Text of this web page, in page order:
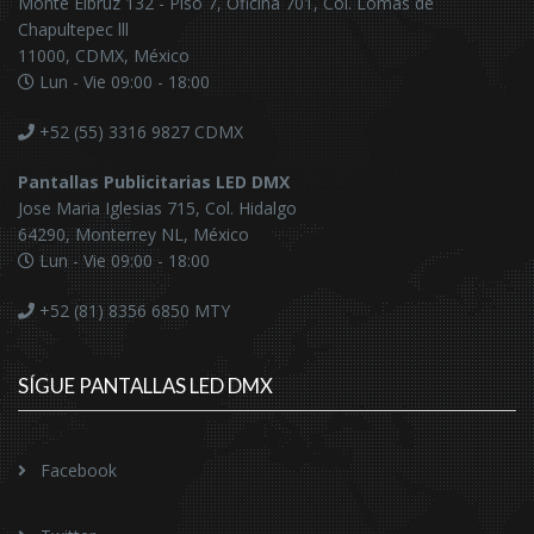
Chapultepec lll
11000, CDMX, México
Lun - Vie 09:00 - 18:00
+52 (55) 3316 9827 CDMX
Pantallas Publicitarias LED DMX
Jose Maria Iglesias 715, Col. Hidalgo
64290, Monterrey NL, México
Lun - Vie 09:00 - 18:00
+52 (81) 8356 6850 MTY
SÍGUE PANTALLAS LED DMX
Facebook